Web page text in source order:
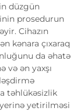
düzgün
prosedurun
Cihazın
kənara çıxaraq
da əhatə
və ən yaxşı
təhlükəsizlik
yetirilməsi